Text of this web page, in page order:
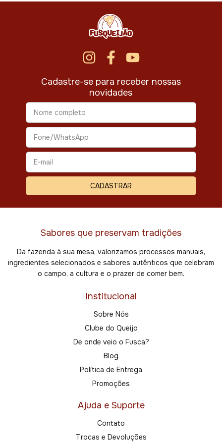
Cadastre-se para receber nossas
novidades
Sabores que preservam tradições
Da fazenda à sua mesa, valorizamos processos manuais,
ingredientes selecionados e sabores autênticos que celebram
o campo, a cultura e o prazer de comer bem.
Institucional
Sobre Nós
Clube do Queijo
De onde veio o Fusca?
Blog
Política de Entrega
Promoções
Ajuda e Suporte
Contato
Trocas e Devoluções